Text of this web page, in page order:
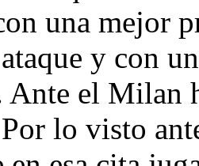
una mejor
y con
Ante el Milan
lo visto